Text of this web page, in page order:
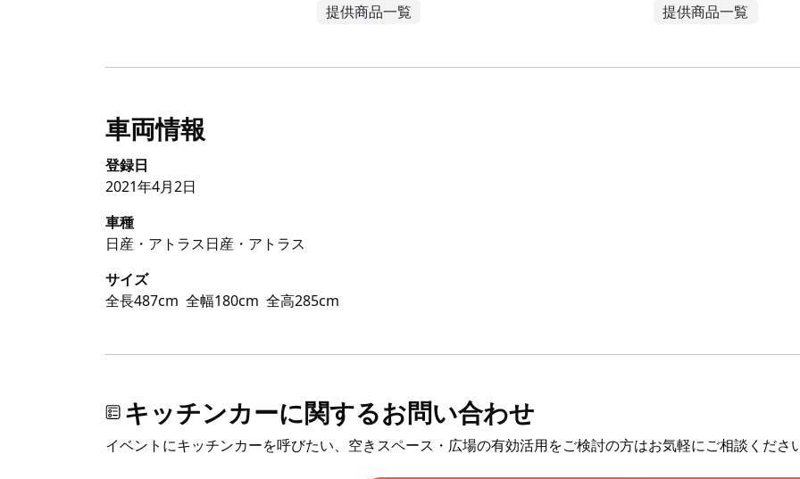
提供商品一覧
提供商品一覧
車両情報
登録日
2021年4月2日
車種
日産・アトラス日産・アトラス
サイズ
全長487cm 全幅180cm 全高285cm
キッチンカーに関するお問い合わせ
イベントにキッチンカーを呼びたい、空きスペース・広場の有効活用をご検討の方はお気軽にご相談くださ